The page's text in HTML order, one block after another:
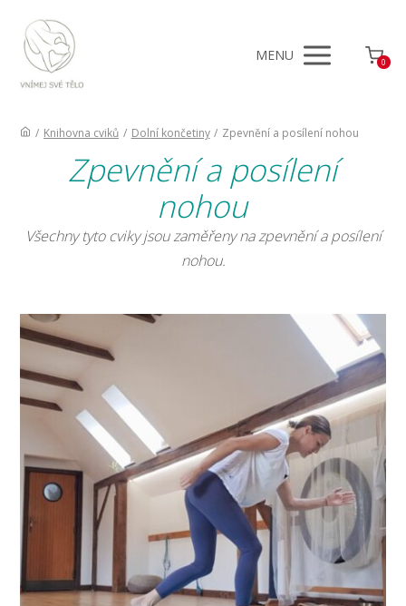
MENU 0
/ Knihovna cviků / Dolní končetiny / Zpevnění a posílení nohou
Zpevnění a posílení
nohou
Všechny tyto cviky jsou zaměřeny na zpevnění a posílení
nohou.